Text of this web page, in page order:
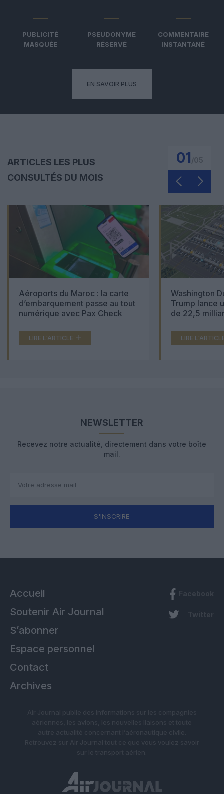
PUBLICITÉ
MASQUÉE
PSEUDONYME
RÉSERVÉ
COMMENTAIRE
INSTANTANÉ
EN SAVOIR PLUS
ARTICLES LES PLUS
CONSULTÉS DU MOIS
01
Aéroports du Maroc : la carte
d’embarquement passe au tout
numérique avec Pax Check
LIRE L'ARTICLE
Washington
Trump lance
de 22,5
LIRE
NEWSLETTER
Recevez notre actualité, directement dans votre boîte
mail.
S'INSCRIRE
Accueil
Soutenir Air Journal
S’abonner
Espace personnel
Contact
Archives